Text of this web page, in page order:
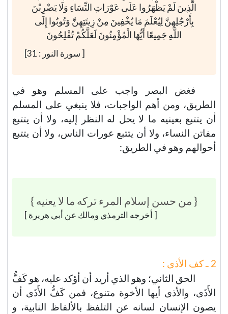
الَّذِينَ لَمْ يَظْهَرُوا عَلَى عَوْرَاتِ النِّسَاءِ وَلَا يَضْرِبْنَ
بِأَرْجُلِهِنَّ لِيُعْلَمَ مَا يُخْفِينَ مِنْ زِينَتِهِنَّ وَتُوبُوا إِلَى
اللَّهِ جَمِيعًا أَيُّهَا الْمُؤْمِنُونَ لَعَلَّكُمْ تُفْلِحُونَ
[ سورة النور : 31]
فغض البصر واجب على المسلم وهو في
الطريق، ومن أهم الواجبات، فلا ينبغي على المسلم
أن يتتبع بعينيه ما لا يحل له النظر إليه، ولا أن يتتبع
مفاتن النساء، ولا أن يتتبع عورات الناس، ولا أن يتتبع
أحوالهم وهو في الطريق:
{ من حسن إسلام المرء تركه ما لا يعنيه }
[ أخرجه الترمذي ومالك عن أبي هريرة ]
2 ـ كف الأذى :
الحق الثاني؛ وهو الذي أريد أن أؤكد عليه، هو كَفُّ
الأَذَى، والأذى أيها الأخوة متنوع، فمن كَفُّ الأَذَى أن
يصون الإنسان لسانه عن التلفظ بالألفاظ النابية، و